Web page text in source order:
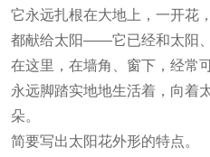
它永远扎根在大地上，一开花
都献给太阳——它已经和太阳、
在这里，在墙角、窗下，经常
永远脚踏实地地生活着，向着
朵。
简要写出太阳花外形的特点。